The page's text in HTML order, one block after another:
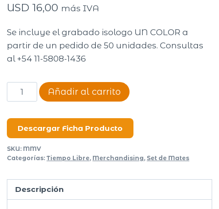
USD 16,00 más IVA
Se incluye el grabado isologo UN COLOR a
partir de un pedido de 50 unidades. Consultas
al +54 11-5808-1436
Mate
Mola
Soft
Touch
cantidad
Añadir al carrito
Descargar Ficha Producto
SKU: MMV
Categorías:Tiempo Libre, Merchandising, Set de Mates
Descripción